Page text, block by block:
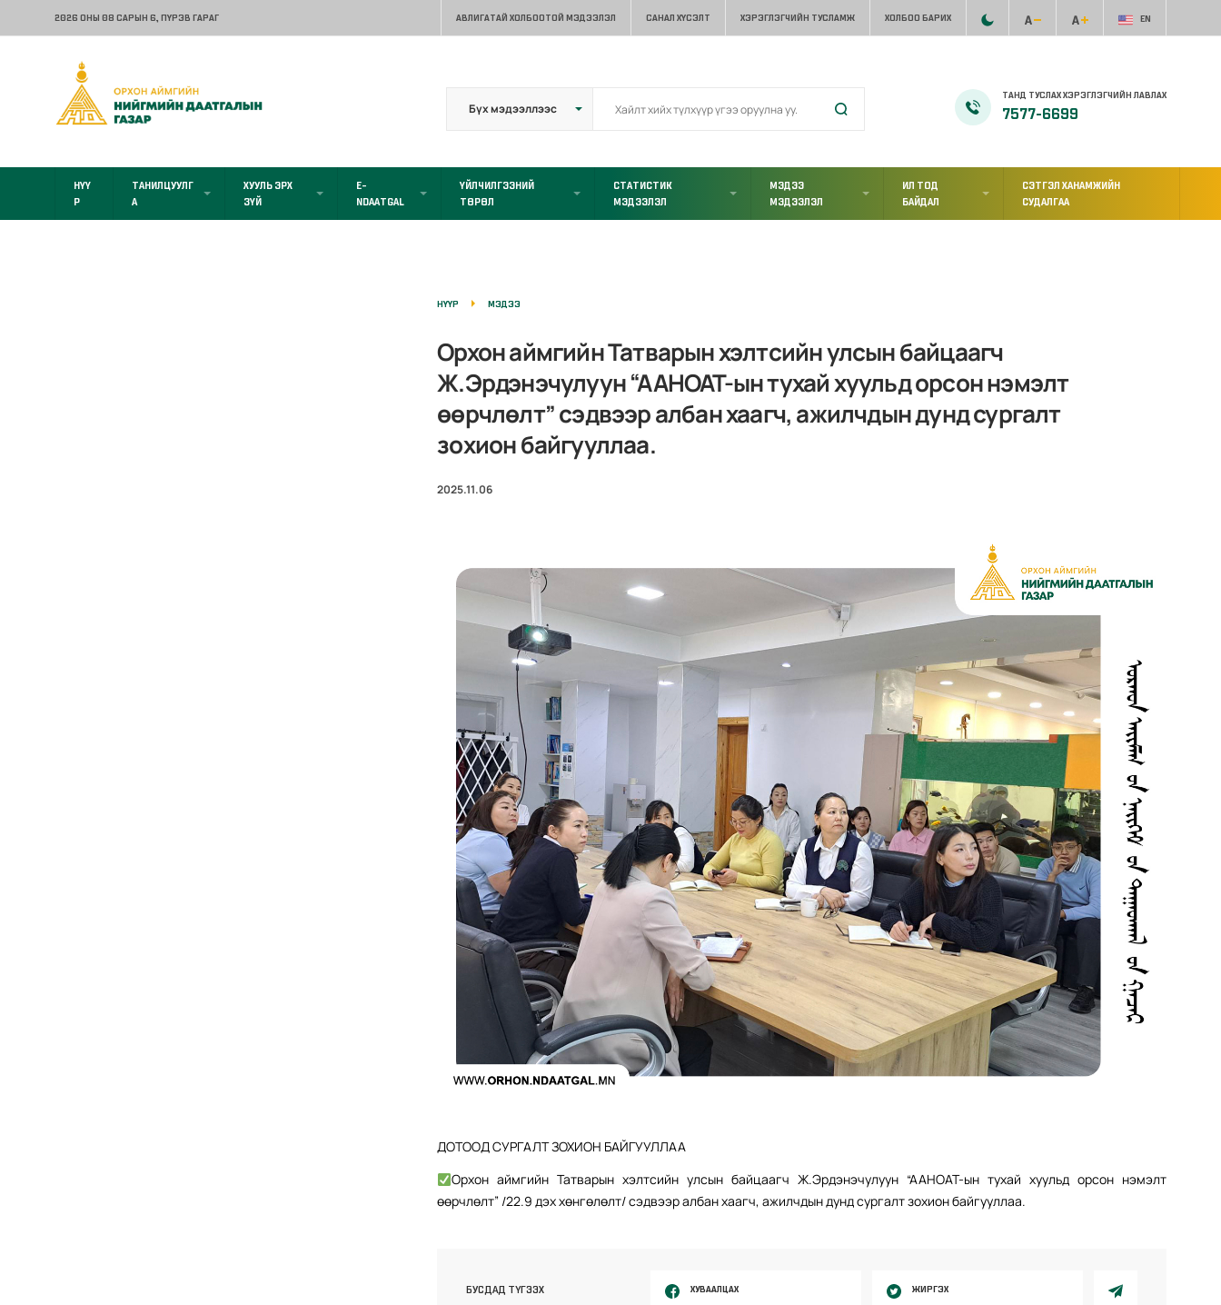
2026 ОНЫ 08 САРЫН 6, ПҮРЭВ ГАРАГ АВЛИГАТАЙ ХОЛБООТОЙ МЭДЭЭЛЭЛ САНАЛ ХҮСЭЛТ ХЭРЭГЛЭГЧИЙН ТУСЛАМЖ ХОЛБОО БАРИХ EN
ТАНД ТУСЛАХ ХЭРЭГЛЭГЧИЙН ЛАВЛАХ
7577-6699
НҮҮ
Р
ТАНИЛЦУУЛГ
А
ХУУЛЬ ЭРХ
ЗҮЙ
E-
NDAATGAL
ҮЙЛЧИЛГЭЭНИЙ
ТӨРӨЛ
СТАТИСТИК
МЭДЭЭЛЭЛ
МЭДЭЭ
МЭДЭЭЛЭЛ
ИЛ ТОД
БАЙДАЛ
СЭТГЭЛ ХАНАМЖИЙН
СУДАЛГАА
НҮҮР МЭДЭЭ
Орхон аймгийн Татварын хэлтсийн улсын байцаагч
Ж.Эрдэнэчулуун “ААНОАТ-ын тухай хуульд орсон нэмэлт
өөрчлөлт” сэдвээр албан хаагч, ажилчдын дунд сургалт
зохион байгууллаа.
2025.11.06
ДОТООД СУРГАЛТ ЗОХИОН БАЙГУУЛЛАА
Орхон аймгийн Татварын хэлтсийн улсын байцаагч Ж.Эрдэнэчулуун “ААНОАТ-ын тухай хуульд орсон нэмэлт
өөрчлөлт” /22.9 дэх хөнгөлөлт/ сэдвээр албан хаагч, ажилчдын дунд сургалт зохион байгууллаа.
БУСДАД ТҮГЭЭХ ХУВААЛЦАХ ЖИРГЭХ